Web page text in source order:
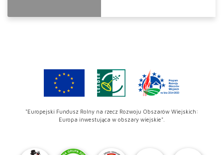
"Europejski Fundusz Rolny na rzecz Rozwoju Obszarów Wiejskich:
Europa inwestująca w obszary wiejskie".